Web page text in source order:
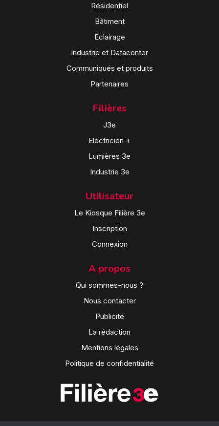
Résidentiel
Bâtiment
Eclairage
Industrie et Datacenter
Communiqués et produits
Partenaires
Filières
J3e
Electricien +
Lumières 3e
Industrie 3e
Utilisateur
Le Kiosque Filière 3e
Inscription
Connexion
A propos
Qui sommes-nous ?
Nous contacter
Publicité
La rédaction
Mentions légales
Politique de confidentialité